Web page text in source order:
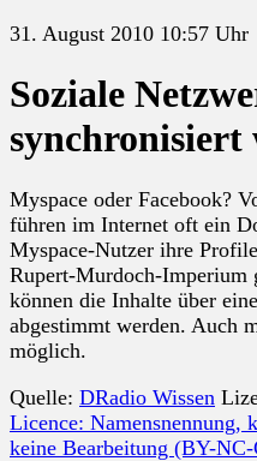
31. August 2010 10:57 Uhr
Soziale
synchronisiert
Myspace oder Facebook?
führen im Internet oft ein
Myspace-Nutzer ihre
Rupert-Murdoch-Imperium
können die Inhalte über
abgestimmt werden. Auch
möglich.
Quelle: DRadio Wissen
Licence: Namensnennung,
keine Bearbeitung (BY-